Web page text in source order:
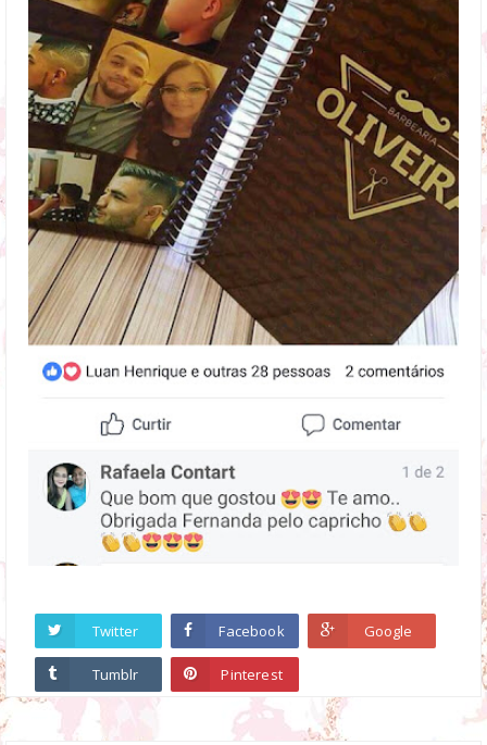
Twitter Facebook Google
Tumblr Pinterest